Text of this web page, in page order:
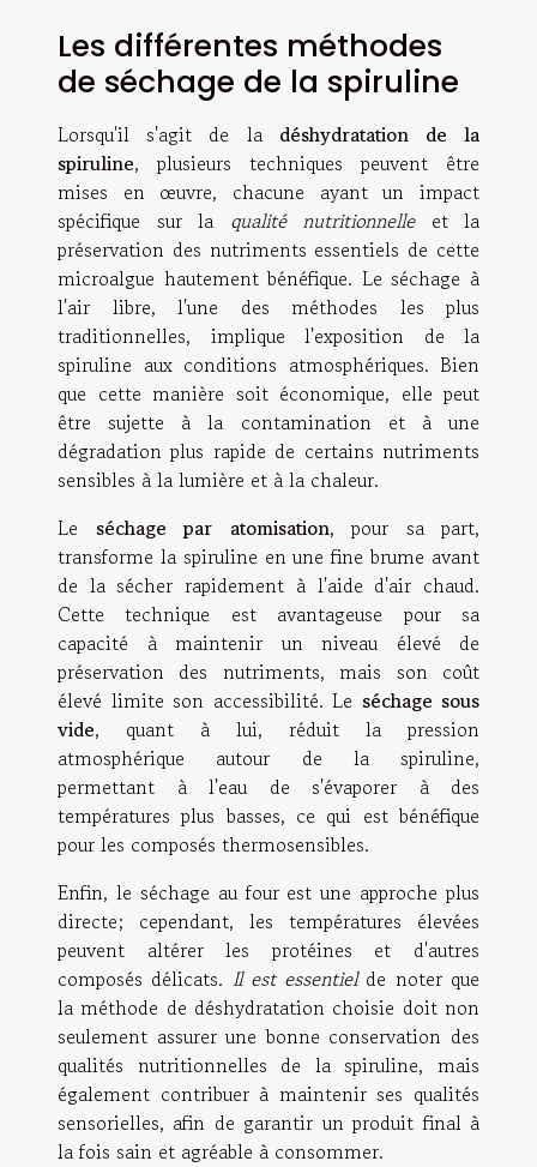
Les différentes méthodes
de séchage de la spiruline
Lorsqu'il s'agit de la déshydratation de la
spiruline, plusieurs techniques peuvent être
mises en œuvre, chacune ayant un impact
spécifique sur la qualité nutritionnelleet la
préservation des nutriments essentiels de cette
microalgue hautement bénéfique. Le séchage à
l'air libre, l'une des méthodes les plus
traditionnelles, implique l'exposition de la
spiruline aux conditions atmosphériques. Bien
que cette manière soit économique, elle peut
être sujette à la contamination et à une
dégradation plus rapide de certains nutriments
sensibles à la lumière et à la chaleur.
Le séchage par atomisation, pour sa part,
transforme la spiruline en une fine brume avant
de la sécher rapidement à l'aide d'air chaud.
Cette technique est avantageuse pour sa
capacité à maintenir un niveau élevé de
préservation des nutriments, mais son coût
élevé limite son accessibilité. Le séchage sous
vide, quant à lui, réduit la pression
atmosphérique autour de la spiruline,
permettant à l'eau de s'évaporer à des
températures plus basses, ce qui est bénéfique
pour les composés thermosensibles.
Enfin, le séchage au four est une approche plus
directe; cependant, les températures élevées
peuvent altérer les protéines et d'autres
composés délicats. Il est essentielde noter que
la méthode de déshydratation choisie doit non
seulement assurer une bonne conservation des
qualités nutritionnelles de la spiruline, mais
également contribuer à maintenir ses qualités
sensorielles, afin de garantir un produit final à
la fois sain et agréable à consommer.